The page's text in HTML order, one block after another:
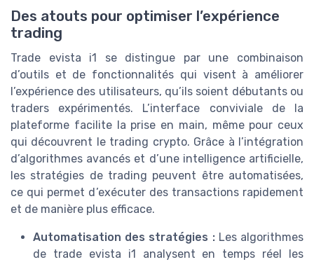
Des atouts pour optimiser l’expérience
trading
Trade evista i1 se distingue par une combinaison
d’outils et de fonctionnalités qui visent à améliorer
l’expérience des utilisateurs, qu’ils soient débutants ou
traders expérimentés. L’interface conviviale de la
plateforme facilite la prise en main, même pour ceux
qui découvrent le trading crypto. Grâce à l’intégration
d’algorithmes avancés et d’une intelligence artificielle,
les stratégies de trading peuvent être automatisées,
ce qui permet d’exécuter des transactions rapidement
et de manière plus efficace.
Automatisation des stratégies :Les algorithmes
de trade evista i1 analysent en temps réel les